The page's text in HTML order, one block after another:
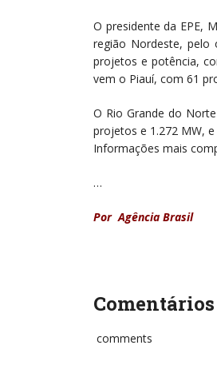
O presidente da EPE,
região Nordeste, pelo
projetos e potência,
vem o Piauí, com 61
O Rio Grande do
projetos e 1.272 MW,
Informações mais
…
Por Agência Brasil
Comentários
comments